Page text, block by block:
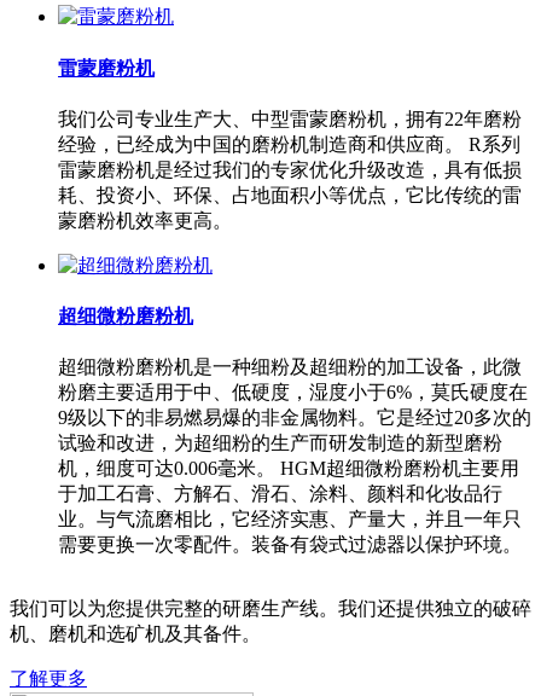
雷蒙磨粉机
我们公司专业生产大、中型雷蒙磨粉机，拥有22年磨粉
经验，已经成为中国的磨粉机制造商和供应商。 R系列
雷蒙磨粉机是经过我们的专家优化升级改造，具有低损
耗、投资小、环保、占地面积小等优点，它比传统的雷
蒙磨粉机效率更高。
超细微粉磨粉机
超细微粉磨粉机是一种细粉及超细粉的加工设备，此微
粉磨主要适用于中、低硬度，湿度小于6%，莫氏硬度在
9级以下的非易燃易爆的非金属物料。它是经过20多次的
试验和改进，为超细粉的生产而研发制造的新型磨粉
机，细度可达0.006毫米。 HGM超细微粉磨粉机主要用
于加工石膏、方解石、滑石、涂料、颜料和化妆品行
业。与气流磨相比，它经济实惠、产量大，并且一年只
需要更换一次零配件。装备有袋式过滤器以保护环境。
我们可以为您提供完整的研磨生产线。我们还提供独立的破碎
机、磨机和选矿机及其备件。
了解更多